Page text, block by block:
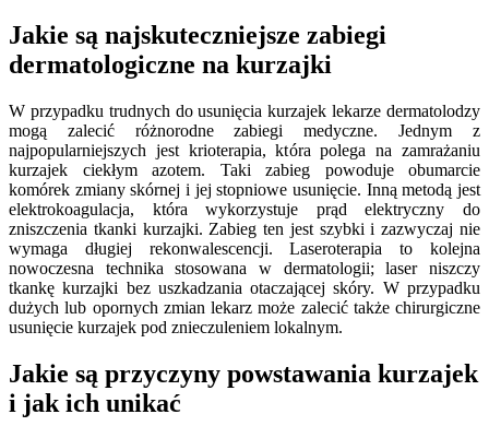
Jakie są najskuteczniejsze zabiegi
dermatologiczne na kurzajki
W przypadku trudnych do usunięcia kurzajek lekarze dermatolodzy
mogą zalecić różnorodne zabiegi medyczne. Jednym z
najpopularniejszych jest krioterapia, która polega na zamrażaniu
kurzajek ciekłym azotem. Taki zabieg powoduje obumarcie
komórek zmiany skórnej i jej stopniowe usunięcie. Inną metodą jest
elektrokoagulacja, która wykorzystuje prąd elektryczny do
zniszczenia tkanki kurzajki. Zabieg ten jest szybki i zazwyczaj nie
wymaga długiej rekonwalescencji. Laseroterapia to kolejna
nowoczesna technika stosowana w dermatologii; laser niszczy
tkankę kurzajki bez uszkadzania otaczającej skóry. W przypadku
dużych lub opornych zmian lekarz może zalecić także chirurgiczne
usunięcie kurzajek pod znieczuleniem lokalnym.
Jakie są przyczyny powstawania kurzajek
i jak ich unikać